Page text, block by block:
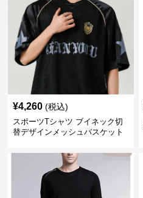
¥4,260 (税込)
スポーツTシャツ ブイネック切
替デザインメッシュバスケット